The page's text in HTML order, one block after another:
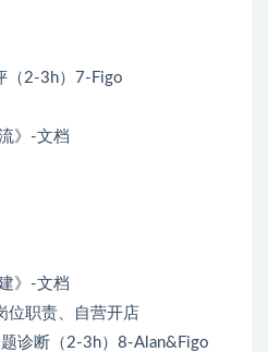
（2-3h）7-Figo
》-文档
》-文档
位职责、自营开店
诊断（2-3h）8-Alan&Figo